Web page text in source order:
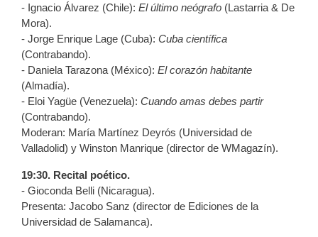
- Ignacio Álvarez (Chile): El último neógrafo (Lastarria & De
Mora).
- Jorge Enrique Lage (Cuba): Cuba científica
(Contrabando).
- Daniela Tarazona (México): El corazón habitante
(Almadía).
- Eloi Yagüe (Venezuela): Cuando amas debes partir
(Contrabando).
Moderan: María Martínez Deyrós (Universidad de
Valladolid) y Winston Manrique (director de WMagazín).
19:30. Recital poético.
- Gioconda Belli (Nicaragua).
Presenta: Jacobo Sanz (director de Ediciones de la
Universidad de Salamanca).